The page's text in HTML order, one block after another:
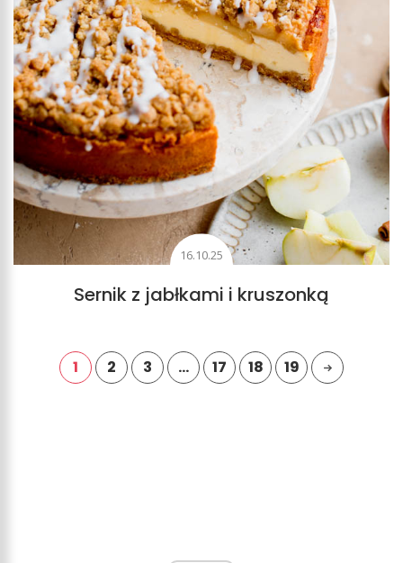
16.10.25
Sernik z jabłkami i kruszonką
1 2 3 … 17 18 19